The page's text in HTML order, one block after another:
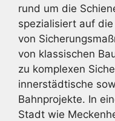
rund um die
spezialisiert auf
von
von klassischen
zu komplexen
innerstädtische
Bahnprojekte. In
Stadt wie